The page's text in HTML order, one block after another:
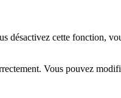
cette fonction,
Vous pouvez